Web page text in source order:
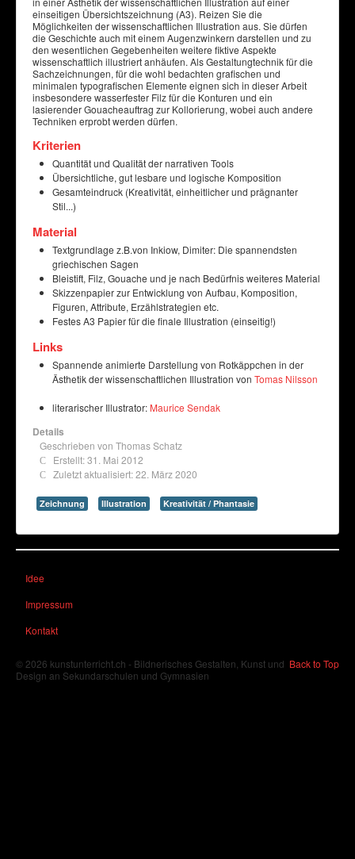
einseitigen Übersichtszeichnung (A3). Reizen Sie die
Möglichkeiten der wissenschaftlichen Illustration aus. Sie dürfen
die Geschichte auch mit einem Augenzwinkern darstellen und zu
den wesentlichen Gegebenheiten weitere fiktive Aspekte
wissenschaftlich illustriert anhäufen. Als Gestaltungtechnik für die
Sachzeichnungen, für die wohl bedachten grafischen und
minimalen typografischen Elemente eignen sich in dieser Arbeit
insbesondere wasserfester Filz für die Konturen und ein
lasierender Gouacheauftrag zur Kollorierung, wobei auch andere
Techniken erprobt werden dürfen.
Kriterien
Quantität und Qualität der narrativen Tools
Übersichtliche, gut lesbare und logische Komposition
Gesamteindruck (Kreativität, einheitlicher und prägnanter
Stil...)
Material
Textgrundlage z.B.von Inkiow, Dimiter: Die spannendsten
griechischen Sagen
Bleistift, Filz, Gouache und je nach Bedürfnis weiteres Material
Skizzenpapier zur Entwicklung von Aufbau, Komposition,
Figuren, Attribute, Erzählstrategien etc.
Festes A3 Papier für die finale Illustration (einseitig!)
Links
Spannende animierte Darstellung von Rotkäppchen in der
Ästhetik der wissenschaftlichen Illustration von Tomas Nilsson
literarischer Illustrator: Maurice Sendak
Details
Geschrieben von Thomas Schatz
Erstellt: 31. Mai 2012
Zuletzt aktualisiert: 22. März 2020
Zeichnung Illustration Kreativität / Phantasie
Idee
Impressum
Kontakt
Back to Top
© 2026 kunstunterricht.ch - Bildnerisches Gestalten, Kunst und
Design an Sekundarschulen und Gymnasien